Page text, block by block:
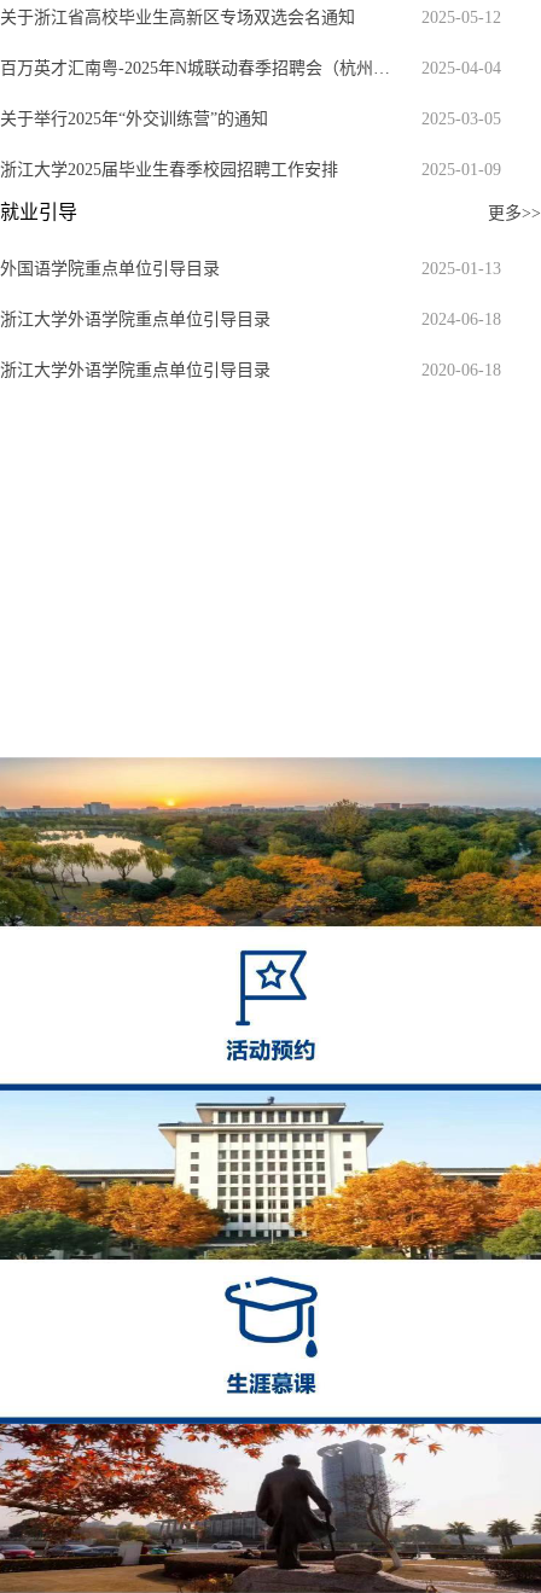
关于浙江省高校毕业生高新区专场双选会名通知 2025-05-12
百万英才汇南粤-2025年N城联动春季招聘会（杭州站） 2025-04-04
关于举行2025年“外交训练营”的通知 2025-03-05
浙江大学2025届毕业生春季校园招聘工作安排 2025-01-09
就业引导 更多>>
外国语学院重点单位引导目录 2025-01-13
浙江大学外语学院重点单位引导目录 2024-06-18
浙江大学外语学院重点单位引导目录 2020-06-18